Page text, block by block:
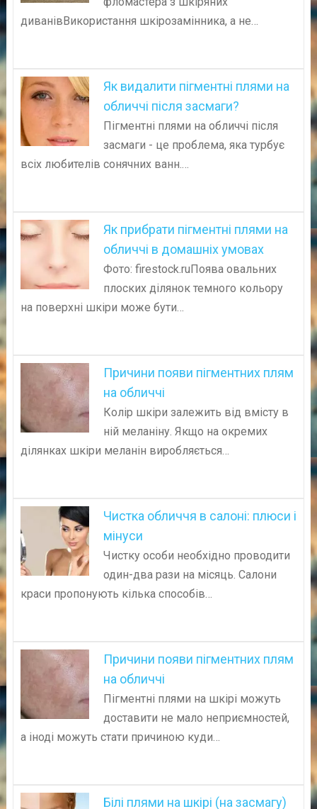
диванівВикористання шкірозамінника, а не…
Як видалити пігментні плями на
обличчі після засмаги?
Пігментні плями на обличчі після
засмаги - це проблема, яка турбує
всіх любителів сонячних ванн.…
Як прибрати пігментні плями на
обличчі в домашніх умовах
Фото: firestock.ruПоява овальних
плоских ділянок темного кольору
на поверхні шкіри може бути…
Причини появи пігментних плям
на обличчі
Колір шкіри залежить від вмісту в
ній меланіну. Якщо на окремих
ділянках шкіри меланін виробляється…
Чистка обличчя в салоні: плюси і
мінуси
Чистку особи необхідно проводити
один-два рази на місяць. Салони
краси пропонують кілька способів…
Причини появи пігментних плям
на обличчі
Пігментні плями на шкірі можуть
доставити не мало неприємностей,
а іноді можуть стати причиною куди…
Білі плями на шкірі (на засмагу)